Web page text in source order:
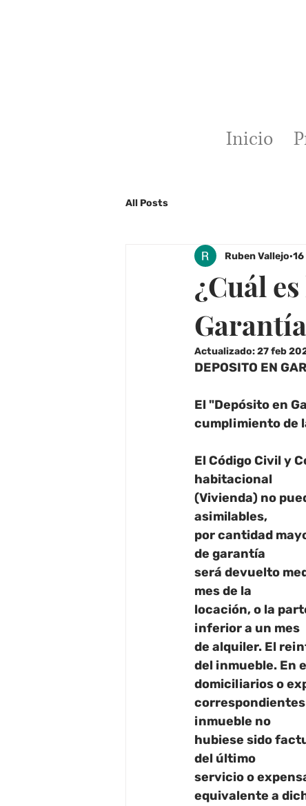
Inicio
All Posts
¿Cuál
Ruben Vallejo
Actualizado:27 feb
DEPOSITO EN
El "Depósito en
cumplimiento de
El Código Civil y
habitacional
(Vivienda) no
asimilables,
por cantidad
de garantía
será devuelto
mes de la
locación, o la
inferior a un mes
de alquiler. El
del inmueble. En
domiciliarios o
inmueble no
hubiese sido
del último
servicio o
equivalente a